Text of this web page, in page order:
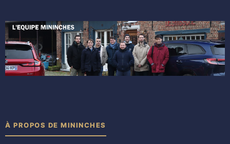
À PROPOS DE MININCHES